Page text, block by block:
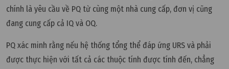
chính là yêu cầu về PQ từ cùng một nhà cung cấp, đơn vị cũng
đang cung cấp cả IQ và OQ.
PQ xác minh rằng nếu hệ thống tổng thể đáp ứng URS và phải
được thực hiện với tất cả các thuộc tính được tính đến, chẳng